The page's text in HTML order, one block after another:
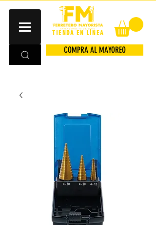
TIENDA EN LÍNEA
COMPRA AL MAYOREO